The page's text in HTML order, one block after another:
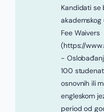
Kandidati se
akademskog
Fee Waivers
(https://
-
100
osnovnih ili
engleskom
period od